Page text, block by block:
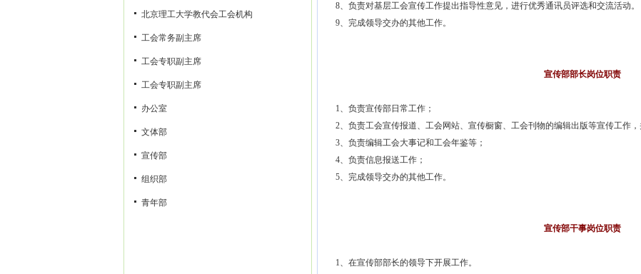
北京理工大学教代会工会机构
工会常务副主席
工会专职副主席
工会专职副主席
办公室
文体部
宣传部
组织部
青年部
8、负责对基层工会宣传工作提出指导性意见，进行优秀通讯员评选和交流活动。
9、完成领导交办的其他工作。
宣传部部长岗位职责
1、负责宣传部日常工作；
2、负责工会宣传报道、工会网站、宣传橱窗、工会刊物的编辑出版等宣传工作
3、负责编辑工会大事记和工会年鉴等；
4、负责信息报送工作；
5、完成领导交办的其他工作。
宣传部干事岗位职责
1、在宣传部部长的领导下开展工作。